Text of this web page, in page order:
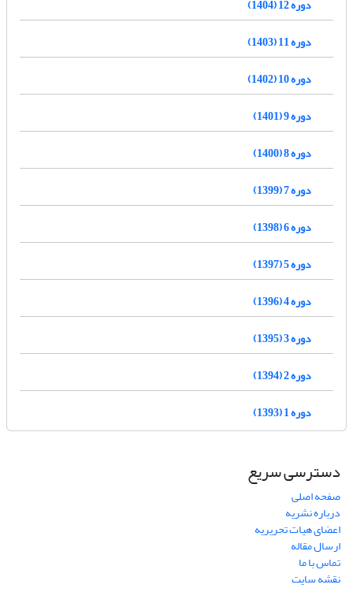
دوره 12 (1404)
دوره 11 (1403)
دوره 10 (1402)
دوره 9 (1401)
دوره 8 (1400)
دوره 7 (1399)
دوره 6 (1398)
دوره 5 (1397)
دوره 4 (1396)
دوره 3 (1395)
دوره 2 (1394)
دوره 1 (1393)
دسترسی سریع
صفحه اصلی
درباره نشریه
اعضای هیات تحریریه
ارسال مقاله
تماس با ما
نقشه سایت